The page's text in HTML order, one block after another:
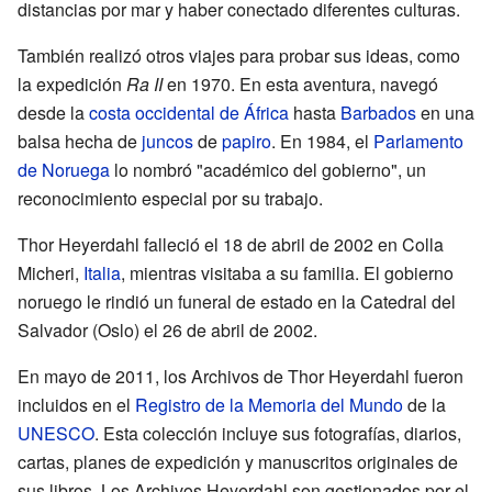
distancias por mar y haber conectado diferentes culturas.
También realizó otros viajes para probar sus ideas, como
la expedición Ra IIen 1970. En esta aventura, navegó
desde lacosta occidental de África hasta Barbadosen una
balsa hecha de juncosdepapiro. En 1984, el Parlamento
de Noruega lo nombró "académico del gobierno", un
reconocimiento especial por su trabajo.
Thor Heyerdahl falleció el 18 de abril de 2002 en Colla
Micheri, Italia, mientras visitaba a su familia. El gobierno
noruego le rindió un funeral de estado en la Catedral del
Salvador (Oslo) el 26 de abril de 2002.
En mayo de 2011, los Archivos de Thor Heyerdahl fueron
incluidos en el Registro de la Memoria del Mundode la
UNESCO. Esta colección incluye sus fotografías, diarios,
cartas, planes de expedición y manuscritos originales de